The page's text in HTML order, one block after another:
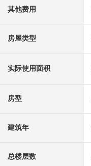
其他费用
房屋类型
实际使用面积
房型
建筑年
总楼层数